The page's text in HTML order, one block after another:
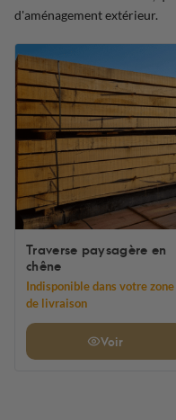
d'aménagement extérieur.
Traverse paysagère en
chêne
Indisponible dans votre zone
de livraison
Voir